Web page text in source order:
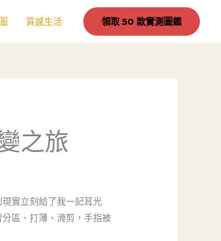
質感生活 領取 50 款實測圖鑑
之旅
實立刻給了我一記耳光
區、打薄、滑剪，手指被